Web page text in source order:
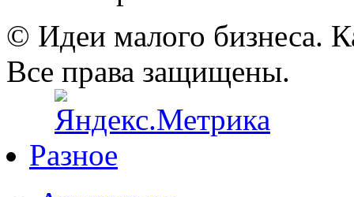
© Идеи малого бизнеса.
Все права защищены.
Разное